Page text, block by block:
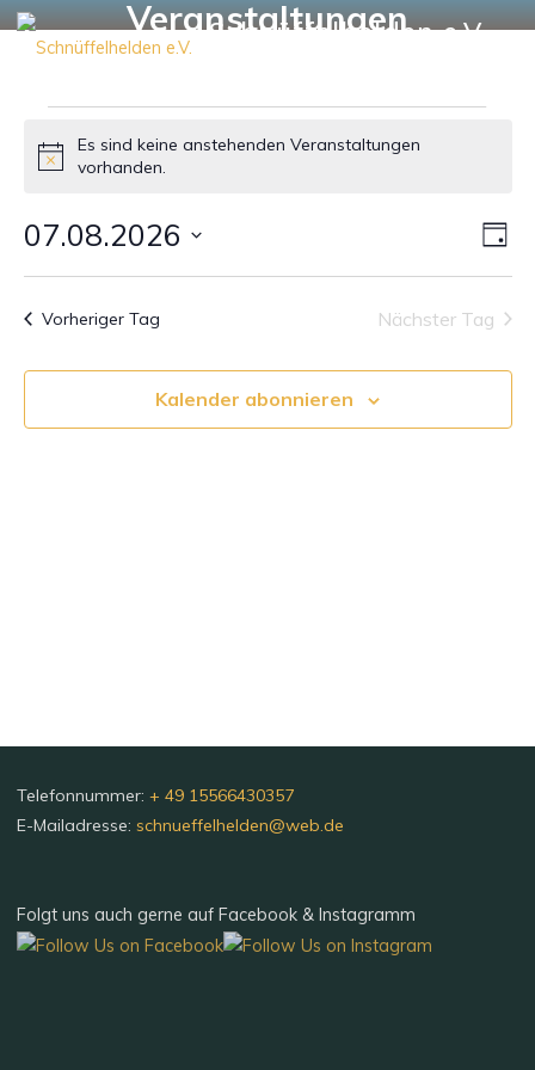
Zum
Inhalt
Schnüffelhelden e.V.
Veranstaltungen
Veranstaltungen
für
7
August
2026
Hinweis
Es sind keine anstehenden Veranstaltungen
vorhanden.
Tag
07.08.2026
Vorheriger Tag
Nächster Tag
Kalender abonnieren
Telefonnummer:+ 49 15566430357
E-Mailadresse:schnueffelhelden@web.de
Folgt uns auch gerne auf Facebook & Instagramm